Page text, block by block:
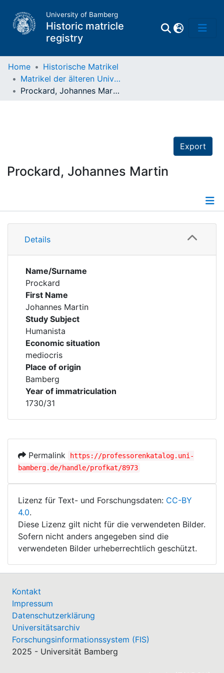
University of Bamberg
Historic matricle
registry
Matrikel
Home
Historische Matrikel
Matrikel der älteren Universität
Prockard, Johannes Martin
Export
Prockard, Johannes Martin
Details
Details
Name/Surname
Prockard
First Name
Johannes Martin
Study Subject
Humanista
Economic situation
mediocris
Place of origin
Bamberg
Year of immatriculation
1730/31
Permalink
https://professorenkatalog.uni-
bamberg.de/handle/profkat/8973
Lizenz für Text- und Forschungsdaten: CC-BY
4.0.
Diese Lizenz gilt nicht für die verwendeten Bilder.
Sofern nicht anders angegeben sind die
verwendeten Bilder urheberrechtlich geschützt.
Kontakt
Impressum
Datenschutzerklärung
Universitätsarchiv
Forschungsinformationssystem (FIS)
2025 - Universität Bamberg